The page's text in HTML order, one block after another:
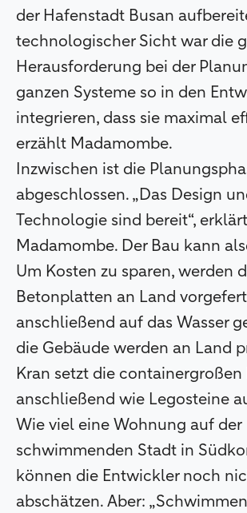
der Hafenstadt Busan
technologischer Sicht war die
Herausforderung bei der
ganzen Systeme so in den
integrieren, dass sie maximal
erzählt Madamombe.
Inzwischen ist die
abgeschlossen. „Das Design
Technologie sind bereit“, erklärt
Madamombe. Der Bau kann
Um Kosten zu sparen, werden
Betonplatten an Land
anschließend auf das Wasser
die Gebäude werden an Land
Kran setzt die containergroßen
anschließend wie Legosteine
Wie viel eine Wohnung auf der
schwimmenden Stadt in
können die Entwickler noch
abschätzen. Aber: